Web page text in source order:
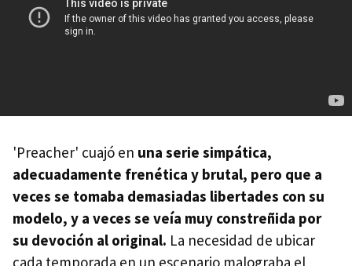
'Preacher' cuajó en una serie simpática,
adecuadamente frenética y brutal, pero que a
veces se tomaba demasiadas libertades con su
modelo, y a veces se veía muy constreñida por
su devoción al original. La necesidad de ubicar
cada temporada en un escenario malograba el